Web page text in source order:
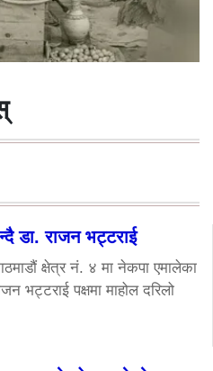
डा. राजन भट्टराई
क्षेत्र नं. ४ मा नेकपा एमालेका
भट्टराई पक्षमा माहोल दरिलो